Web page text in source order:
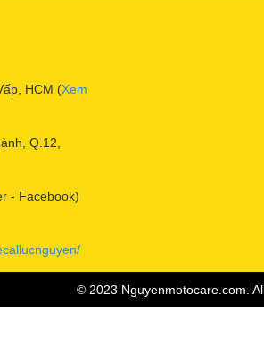
HCM (Xem
Q.12,
- Facebook)
© 2023 Nguyenmotocare.com.